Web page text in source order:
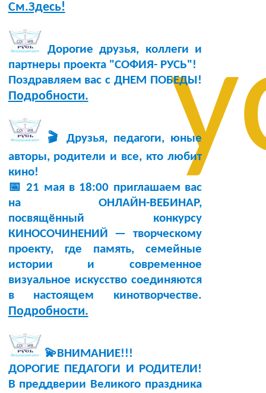
См.Здесь!
Дорогие друзья, коллеги и
партнеры проекта "СОФИЯ- РУСЬ"!
Поздравляем вас с ДНЕМ ПОБЕДЫ!
Подробности.
🎬 Друзья, педагоги, юные
авторы, родители и все, кто любит
кино!
📅 21 мая в 18:00 приглашаем вас
на ОНЛАЙН-ВЕБИНАР,
посвящённый конкурсу
КИНОСОЧИНЕНИЙ — творческому
проекту, где память, семейные
истории и современное
визуальное искусство соединяются
в настоящем кинотворчестве.
Подробности.
💫ВНИМАНИЕ!!!
ДОРОГИЕ ПЕДАГОГИ И РОДИТЕЛИ!
В преддверии Великого праздника